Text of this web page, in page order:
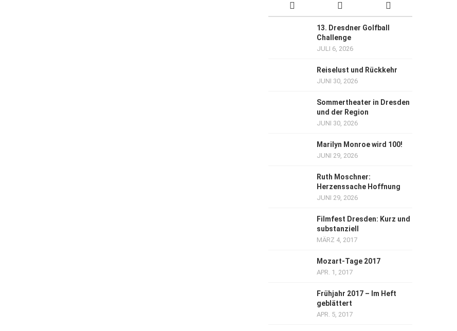
13. Dresdner Golfball
Challenge
JULI 6, 2026
Reiselust und Rückkehr
JUNI 30, 2026
Sommertheater in Dresden
und der Region
JUNI 30, 2026
Marilyn Monroe wird 100!
JUNI 29, 2026
Ruth Moschner:
Herzenssache Hoffnung
JUNI 29, 2026
Filmfest Dresden: Kurz und
substanziell
MÄRZ 4, 2017
Mozart-Tage 2017
APR. 1, 2017
Frühjahr 2017 – Im Heft
geblättert
APR. 5, 2017